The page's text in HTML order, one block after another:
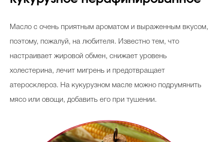
Масло с очень приятным ароматом и выраженным вкусом,
поэтому, пожалуй, на любителя. Известно тем, что
настраивает жировой обмен, снижает уровень
холестерина, лечит мигрень и предотвращает
атеросклероз. На кукурузном масле можно подрумянить
мясо или овощи, добавить его при тушении.